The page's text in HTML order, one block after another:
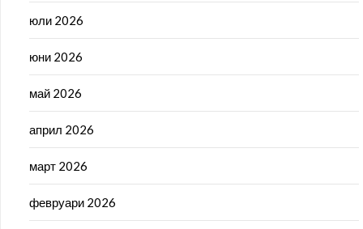
юли 2026
юни 2026
май 2026
април 2026
март 2026
февруари 2026